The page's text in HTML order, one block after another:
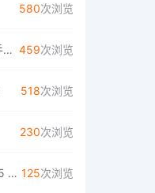
580次浏览
砍杀王国宝藏之王和无尽地牢手游 v0.1.3 459次浏览
518次浏览
230次浏览
荒野日记官网最新安卓版 v1.8.5 1.8.5.0 125次浏览